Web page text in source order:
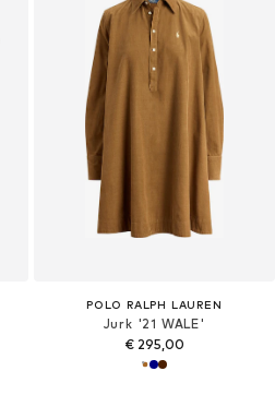
POLO RALPH LAUREN
Jurk '21 WALE'
€ 295,00